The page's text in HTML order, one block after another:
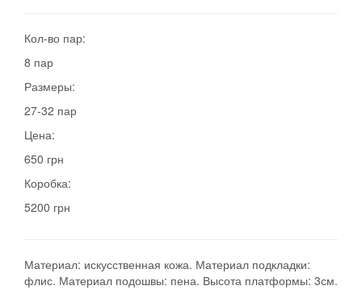
Кол-во пар:
8 пар
Размеры:
27-32 пар
Цена:
650 грн
Коробка:
5200 грн
Материал: искусственная кожа. Материал подкладки:
флис. Материал подошвы: пена. Высота платформы: 3см.